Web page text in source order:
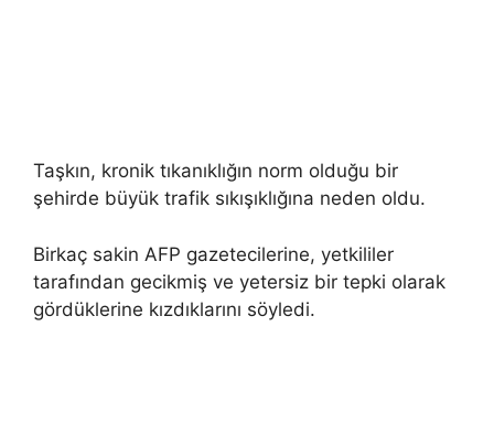
Taşkın, kronik tıkanıklığın norm olduğu bir
şehirde büyük trafik sıkışıklığına neden oldu.
Birkaç sakin AFP gazetecilerine, yetkililer
tarafından gecikmiş ve yetersiz bir tepki olarak
gördüklerine kızdıklarını söyledi.